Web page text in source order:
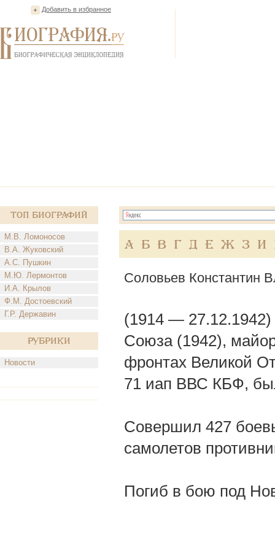
Добавить в избранное
Топ Биографий
М.В. Ломоносов
В.А. Жуковский
А.С. Пушкин
М.Ю. Лермонтов
И.А. Крылов
Ф.М. Достоевский
Г.Р. Державин
Рубрики
Новости
А Б В Г Д Е Ж З И
Соловьев Константин
(1914 — 27.12.1942)
Союза (1942),
фронтах Великой
71 иап ВВС КБФ,
Совершил 427
самолетов
Погиб в бою под